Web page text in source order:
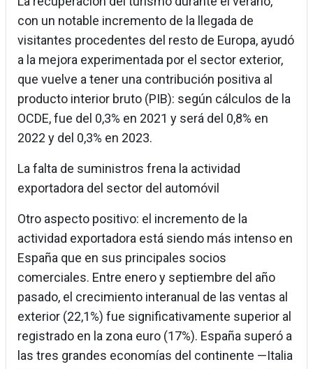
con un notable incremento de la llegada de
visitantes procedentes del resto de Europa, ayudó
a la mejora experimentada por el sector exterior,
que vuelve a tener una contribución positiva al
producto interior bruto (PIB): según cálculos de la
OCDE, fue del 0,3% en 2021 y será del 0,8% en
2022 y del 0,3% en 2023.
La falta de suministros frena la actividad
exportadora del sector del automóvil
Otro aspecto positivo: el incremento de la
actividad exportadora está siendo más intenso en
España que en sus principales socios
comerciales. Entre enero y septiembre del año
pasado, el crecimiento interanual de las ventas al
exterior (22,1%) fue significativamente superior al
registrado en la zona euro (17%). España superó a
las tres grandes economías del continente —Italia